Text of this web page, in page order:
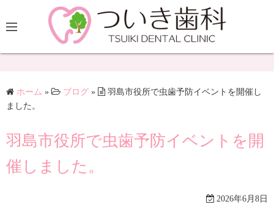
ホーム » ブログ »
羽島市役所で虫歯予防イベントを開催し
ました。
羽島市役所で虫歯予防イベントを開
催しました。
2026年6月8日